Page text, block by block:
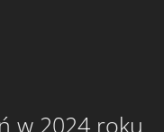
w 2024 roku